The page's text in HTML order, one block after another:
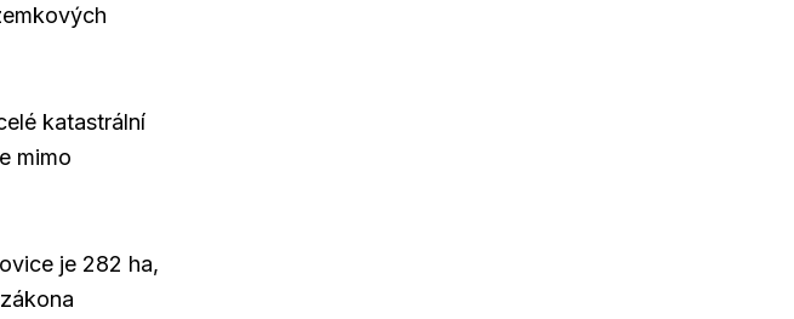
katastrální
mimo
je 282 ha,